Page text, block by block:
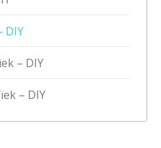
DIY
– DIY
– DIY